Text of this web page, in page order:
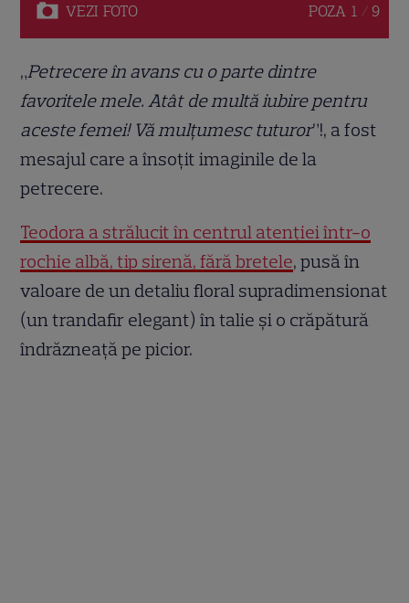
VEZI FOTO POZA 1 / 9
„Petrecere în avans cu o parte dintre
favoritele mele. Atât de multă iubire pentru
aceste femei! Vă mulțumesc tuturor”!, a fost
mesajul care a însoțit imaginile de la
petrecere.
Teodora a strălucit în centrul atenției într-o
rochie albă, tip sirenă, fără bretele, pusă în
valoare de un detaliu floral supradimensionat
(un trandafir elegant) în talie și o crăpătură
îndrăzneață pe picior.